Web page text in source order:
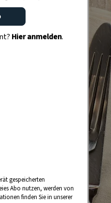
Hier anmelden.
gespeicherten
Abo nutzen, werden von
finden Sie in unserer